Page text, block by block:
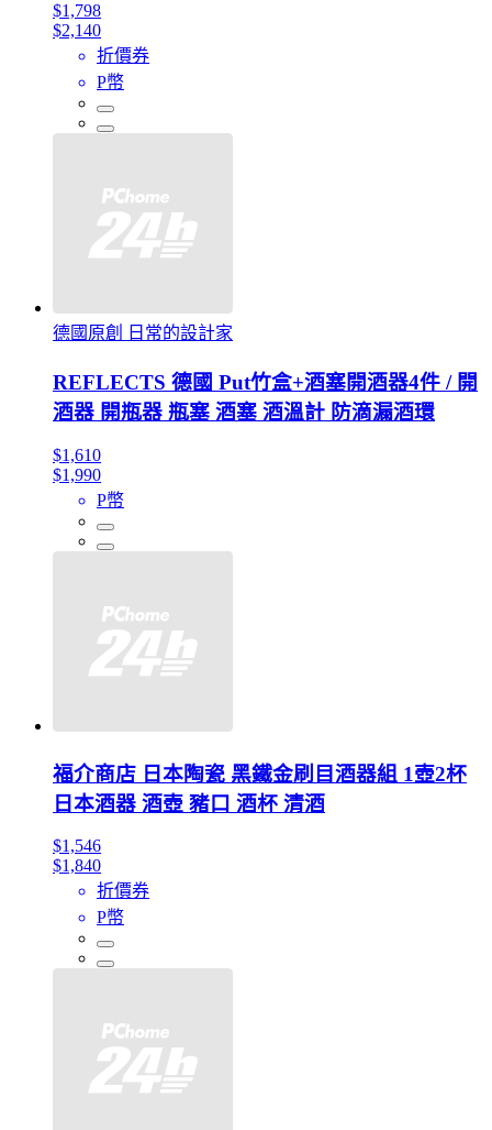
$1,798
$2,140
折價券
P幣
德國原創 日常的設計家
REFLECTS 德國 Put竹盒+酒塞開酒器4件 / 開
酒器 開瓶器 瓶塞 酒塞 酒溫計 防滴漏酒環
$1,610
$1,990
P幣
福介商店 日本陶瓷 黑鐵金刷目酒器組 1壺2杯
日本酒器 酒壺 豬口 酒杯 清酒
$1,546
$1,840
折價券
P幣